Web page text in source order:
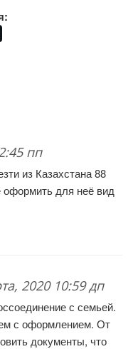
пп
из Казахстана 88
для неё вид
2020 10:59 дп
с семьей.
с оформлением. От
документы, что